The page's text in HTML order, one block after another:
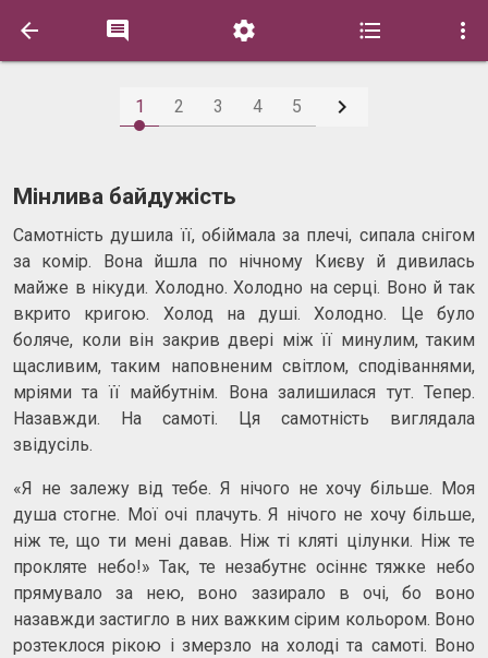
    
1 2 3 4 5 
Мінлива байдужість
Самотність душила її, обіймала за плечі, сипала снігом
за комір. Вона йшла по нічному Києву й дивилась
майже в нікуди. Холодно. Холодно на серці. Воно й так
вкрито кригою. Холод на душі. Холодно. Це було
боляче, коли він закрив двері між її минулим, таким
щасливим, таким наповненим світлом, сподіваннями,
мріями та її майбутнім. Вона залишилася тут. Тепер.
Назавжди. На самоті. Ця самотність виглядала
звідусіль.
«Я не залежу від тебе. Я нічого не хочу більше. Моя
душа стогне. Мої очі плачуть. Я нічого не хочу більше,
ніж те, що ти мені давав. Ніж ті кляті цілунки. Ніж те
прокляте небо!» Так, те незабутнє осіннє тяжке небо
прямувало за нею, воно зазирало в очі, бо воно
назавжди застигло в них важким сірим кольором. Воно
розтеклося рікою і змерзло на холоді та самоті. Воно